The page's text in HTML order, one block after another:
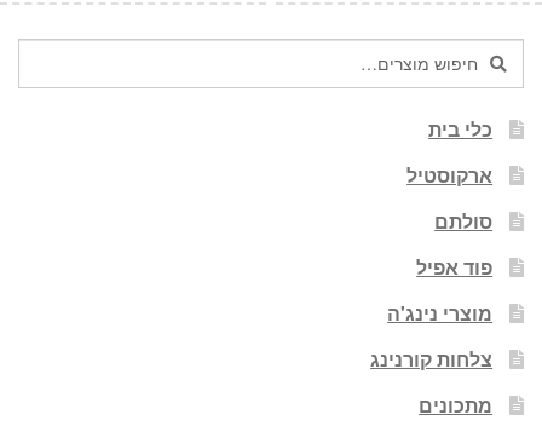
חיפוש
עבור:
חיפוש
כלי בית
ארקוסטיל
סולתם
פוד אפיל
מוצרי נינג'ה
צלחות קורנינג
מתכונים